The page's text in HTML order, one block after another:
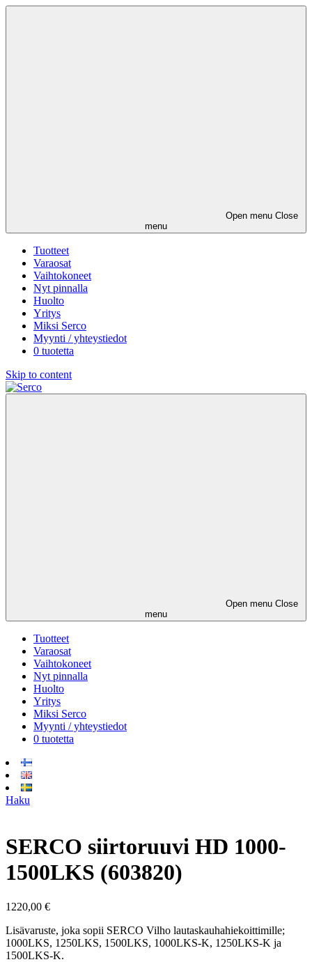
Open menu Close
menu
Tuotteet
Varaosat
Vaihtokoneet
Nyt pinnalla
Huolto
Yritys
Miksi Serco
Myynti / yhteystiedot
0 tuotetta
Skip to content
Open menu Close
menu
Tuotteet
Varaosat
Vaihtokoneet
Nyt pinnalla
Huolto
Yritys
Miksi Serco
Myynti / yhteystiedot
0 tuotetta
Haku
SERCO siirtoruuvi HD 1000-
1500LKS (603820)
1220,00 €
Lisävaruste, joka sopii SERCO Vilho lautaskauhahiekoittimille;
1000LKS, 1250LKS, 1500LKS, 1000LKS-K, 1250LKS-K ja
1500LKS-K.